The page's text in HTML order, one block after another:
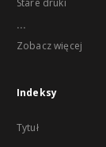
Stare druki
...
Zobacz więcej
Indeksy
Tytuł